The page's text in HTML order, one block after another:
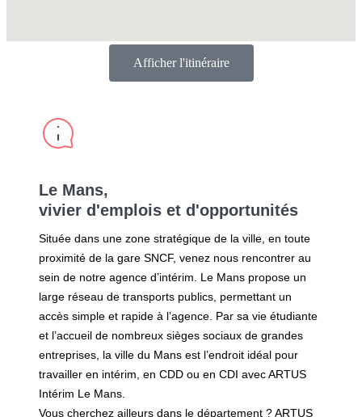
Afficher l'itinéraire
Le Mans,
vivier d'emplois et d'opportunités
Située dans une zone stratégique de la ville, en toute
proximité de la gare SNCF, venez nous rencontrer au
sein de notre agence d’intérim. Le Mans propose un
large réseau de transports publics, permettant un
accès simple et rapide à l’agence. Par sa vie étudiante
et l’accueil de nombreux sièges sociaux de grandes
entreprises, la ville du Mans est l’endroit idéal pour
travailler en intérim, en CDD ou en CDI avec ARTUS
Intérim Le Mans.
Vous cherchez ailleurs dans le département ? ARTUS